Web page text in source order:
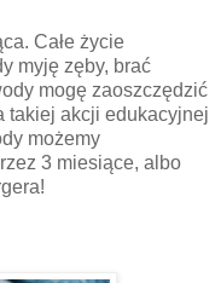
Całe życie
myję zęby, brać
mogę zaoszczędzić
takiej akcji edukacyjnej
możemy
3 miesiące, albo